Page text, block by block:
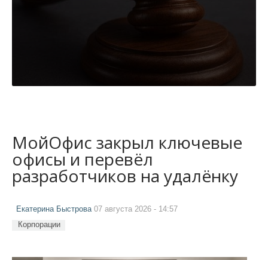
МойОфис закрыл ключевые
офисы и перевёл
разработчиков на удалёнку
Екатерина Быстрова07 августа 2026 - 14:57
Корпорации